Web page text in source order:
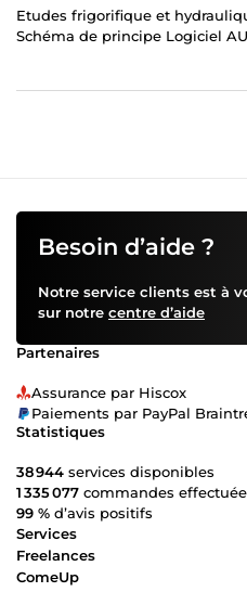
Etudes frigorifique et
Schéma de principe Logiciel
Besoin d’aide ?
Notre service clients est à
sur notre centre d’aide
Partenaires
Assurance par Hiscox
Paiements par PayPal
Statistiques
38 944 services disponibles
1 335 077 commandes
99 % d’avis positifs
Services
Freelances
ComeUp